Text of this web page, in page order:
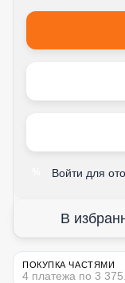
Войти для
В
ПОКУПКА ЧАСТЯМИ
4 платежа по 3